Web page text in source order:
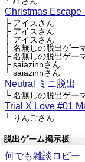
Christmas Escape
├ アイスさん
├ アイスさん
├ アイスさん
├ 名無しの脱出ゲー
├ 名無しの脱出ゲー
├ saiazinnさん
└ saiazinnさん
Neutral ミニ脱出
└ 名無しの脱出ゲー
Trial X Love #01
└ りんごさん
脱出ゲーム掲示板
何でも雑談ロビー